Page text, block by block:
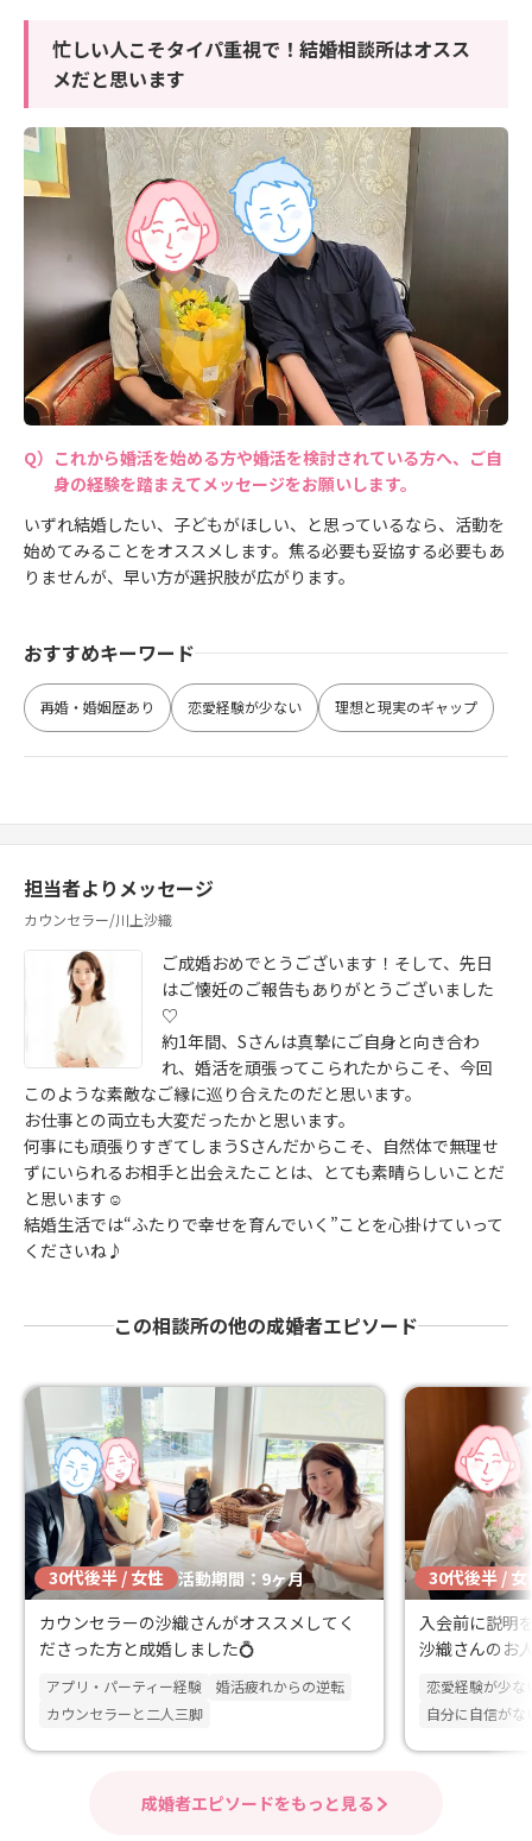
忙しい人こそタイパ重視で！結婚相談所はオスス
メだと思います
これから婚活を始める方や婚活を検討されている方へ、ご自
身の経験を踏まえてメッセージをお願いします。
いずれ結婚したい、子どもがほしい、と思っているなら、活動を
始めてみることをオススメします。焦る必要も妥協する必要もあ
りませんが、早い方が選択肢が広がります。
おすすめキーワード
再婚・婚姻歴あり 恋愛経験が少ない 理想と現実のギャップ
担当者よりメッセージ
カウンセラー/川上沙織
ご成婚おめでとうございます！そして、先日
はご懐妊のご報告もありがとうございました
♡
約1年間、Sさんは真摯にご自身と向き合わ
れ、婚活を頑張ってこられたからこそ、今回
このような素敵なご縁に巡り合えたのだと思います。
お仕事との両立も大変だったかと思います。
何事にも頑張りすぎてしまうSさんだからこそ、自然体で無理せ
ずにいられるお相手と出会えたことは、とても素晴らしいことだ
と思います☺
結婚生活では“ふたりで幸せを育んでいく”ことを心掛けていって
くださいね♪
この相談所の他の成婚者エピソード
30代後半 / 女性 活動期間：9ヶ月
カウンセラーの沙織さんがオススメしてく
ださった方と成婚しました💍
アプリ・パーティー経験
婚活疲れからの逆転
カウンセラーと二人三脚
30代後半 / 女
入会前に説明
沙織さんのお
に見ていた
ました
恋愛経験が少な
自分に自信がな
成婚者エピソードをもっと見る